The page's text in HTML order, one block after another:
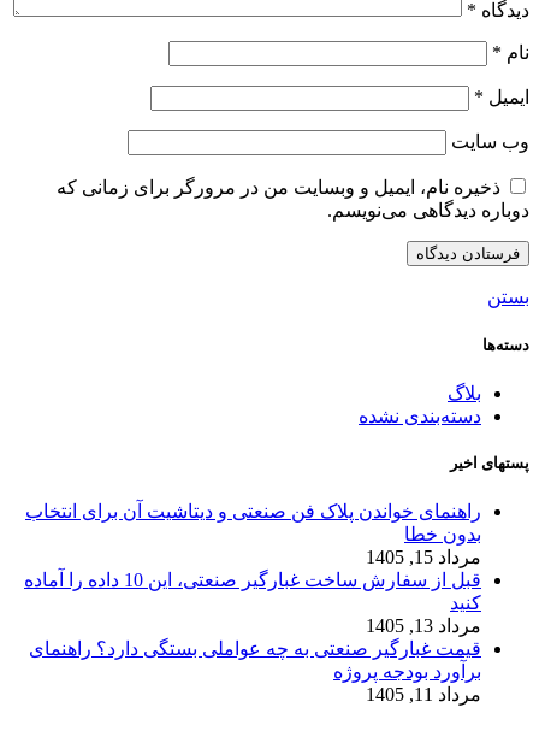
دیدگاه *
نام *
ایمیل *
وب‌ سایت
ذخیره نام، ایمیل و وبسایت من در مرورگر برای زمانی که
دوباره دیدگاهی می‌نویسم.
بستن
دسته‌ها
بلاگ
دسته‌بندی نشده
پستهای اخیر
راهنمای خواندن پلاک فن صنعتی و دیتاشیت آن برای انتخاب
بدون خطا
مرداد 15, 1405
قبل از سفارش ساخت غبارگیر صنعتی، این 10 داده را آماده
کنید
مرداد 13, 1405
قیمت غبارگیر صنعتی به چه عواملی بستگی دارد؟ راهنمای
برآورد بودجه پروژه
مرداد 11, 1405